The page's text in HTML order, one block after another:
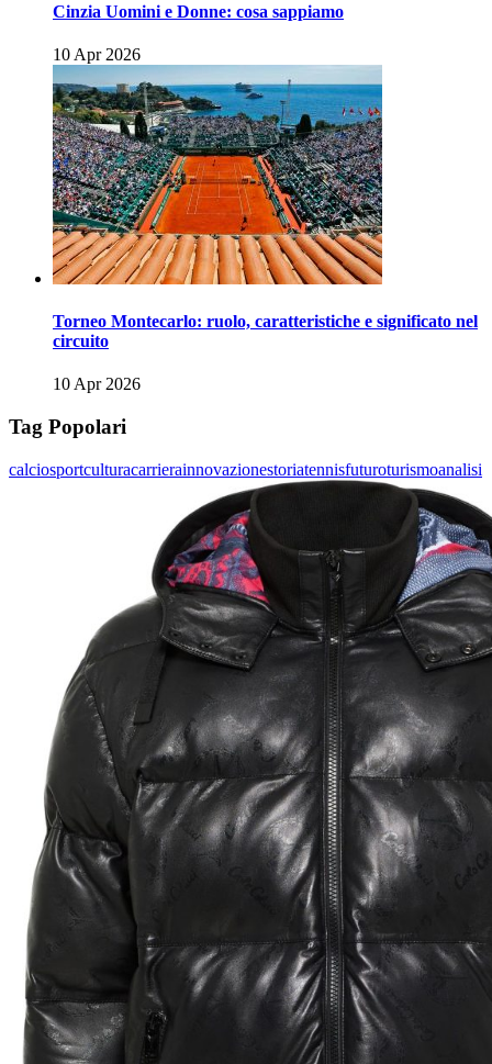
Cinzia Uomini e Donne: cosa sappiamo
10 Apr 2026
Torneo Montecarlo: ruolo, caratteristiche e significato nel
circuito
10 Apr 2026
Tag Popolari
calciosportculturacarrierainnovazionestoriatennisfuturoturismoanalisi